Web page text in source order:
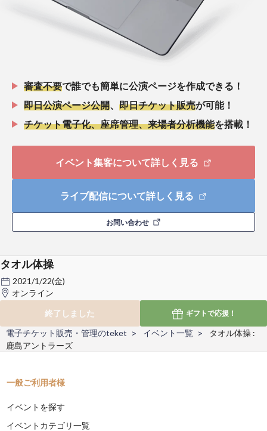
審査不要で誰でも簡単に公演ページを作成できる！
即日公演ページ公開
即日チケット販売が可能！
チケット電子化、座席管理、来場者分析機能を搭載！
イベント集客について詳しく見る
ライブ配信について詳しく見る
お問い合わせ
タオル体操
2021/1/22(金)
オンライン
終了しました
ギフトで応援！
電子チケット販売・管理のteket イベント一覧
タオル体操 :
鹿島アントラーズ
一般ご利用者様
イベントを探す
イベントカテゴリ一覧